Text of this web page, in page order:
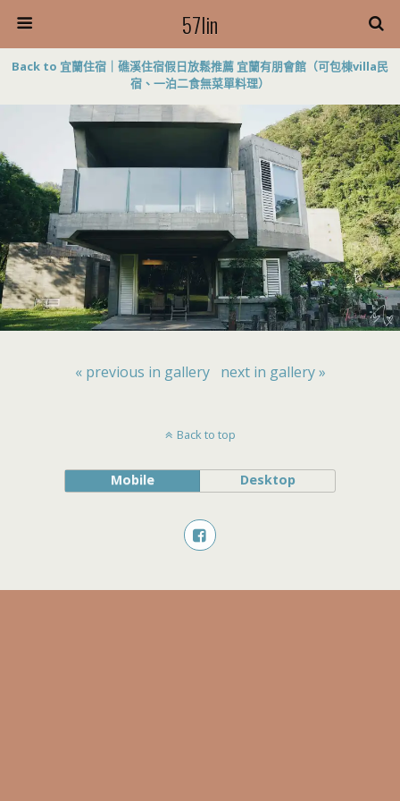
57lin
Back to 宜蘭住宿｜礁溪住宿假日放鬆推薦 宜蘭有朋會館（可包棟villa民
宿、一泊二食無菜單料理）
« previous in gallery next in gallery »
Back to top
Mobile Desktop